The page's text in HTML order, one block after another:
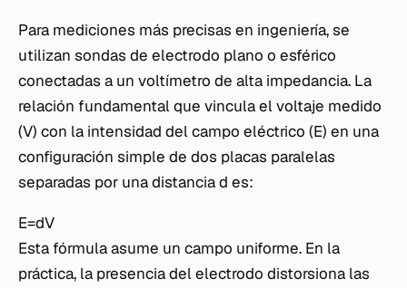
Para mediciones más precisas en ingeniería, se
utilizan sondas de electrodo plano o esférico
conectadas a un voltímetro de alta impedancia. La
relación fundamental que vincula el voltaje medido
(V) con la intensidad del campo eléctrico (E) en una
configuración simple de dos placas paralelas
separadas por una distancia d es:
E=dV​
Esta fórmula asume un campo uniforme. En la
práctica, la presencia del electrodo distorsiona las